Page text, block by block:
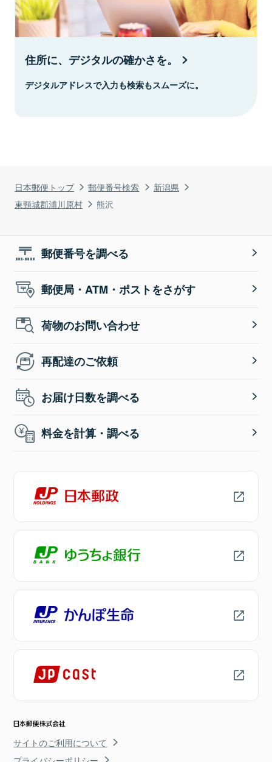
日本郵便トップ 郵便番号検索
新潟県
東頸城郡浦川原村
熊沢
住所に、デジタルの確かさを。
デジタルアドレスで入力も検索もスムーズに。
郵便番号を調べる
郵便局・ATM・ポストをさがす
荷物のお問い合わせ
再配達のご依頼
お届け日数を調べる
料金を計算・調べる
サイトのご利用について